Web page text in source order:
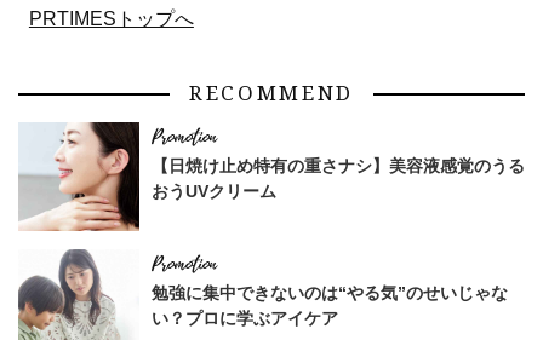
PRTIMESトップへ
RECOMMEND
【日焼け止め特有の重さナシ】美容液感覚のうる
おうUVクリーム
勉強に集中できないのは“やる気”のせいじゃな
い？プロに学ぶアイケア